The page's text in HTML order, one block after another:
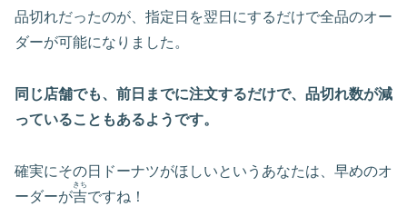
品切れだったのが、指定日を翌日にするだけで全品のオー
ダーが可能になりました。
同じ店舗でも、前日までに注文するだけで、品切れ数が減
っていることもあるようです。
確実にその日ドーナツがほしいというあなたは、早めのオ
ーダーが吉
きち
ですね！